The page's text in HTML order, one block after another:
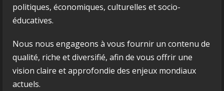
politiques, économiques, culturelles et socio-
éducatives.
Nous nous engageons à vous fournir un contenu de
qualité, riche et diversifié, afin de vous offrir une
vision claire et approfondie des enjeux mondiaux
actuels.